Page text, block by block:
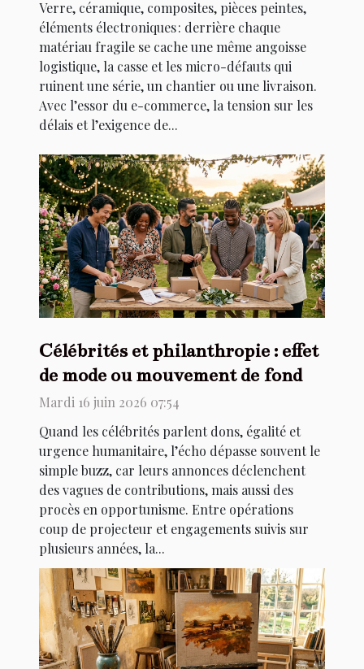
Verre, céramique, composites, pièces peintes,
éléments électroniques : derrière chaque
matériau fragile se cache une même angoisse
logistique, la casse et les micro-défauts qui
ruinent une série, un chantier ou une livraison.
Avec l’essor du e-commerce, la tension sur les
délais et l’exigence de...
Célébrités et philanthropie : effet
de mode ou mouvement de fond
Mardi 16 juin 2026 07:54
Quand les célébrités parlent dons, égalité et
urgence humanitaire, l’écho dépasse souvent le
simple buzz, car leurs annonces déclenchent
des vagues de contributions, mais aussi des
procès en opportunisme. Entre opérations
coup de projecteur et engagements suivis sur
plusieurs années, la...